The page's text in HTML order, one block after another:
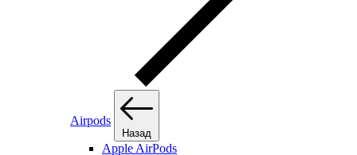
Airpods
Назад
Apple AirPods